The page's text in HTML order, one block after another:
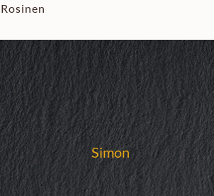
Rosinen
Simon